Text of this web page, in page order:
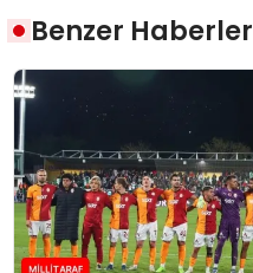
Benzer Haberler